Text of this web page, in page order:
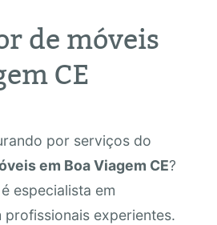
de móveis
CE
por serviços do
em Boa Viagem CE?
especialista em
profissionais experientes.